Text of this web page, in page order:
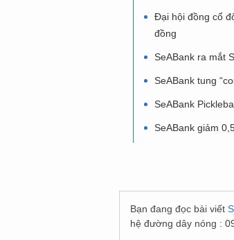
Đại hội đồng cổ
đồng
SeABank ra mắt
SeABank tung
SeABank
SeABank giảm
Bạn đang đọc bài viết
hệ đường dây nóng :